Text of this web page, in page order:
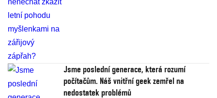
Jsme poslední generace, která rozumí
počítačům. Náš vnitřní geek zemřel na
nedostatek problémů